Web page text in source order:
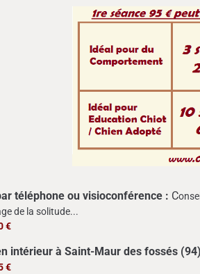
téléphone ou visioconférence : C
de la solitude...
€
intérieur à Saint-Maur des fossés (94)
€